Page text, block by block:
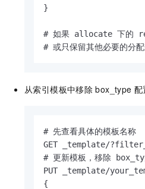
}
# 如果 allocate 下的
# 或只保留其他必要的分配
从索引模板中移除 box_type 配
# 先查看具体的模板名称
GET _template/
# 更新模板，移除
{